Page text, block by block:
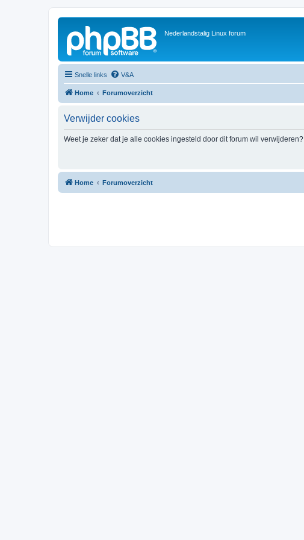
Nederlandstalig Linux forum
Snelle links V&A
Home Forumoverzicht
Verwijder cookies
Weet je zeker dat je alle cookies ingesteld door dit forum wil verwijderen?
Home Forumoverzicht